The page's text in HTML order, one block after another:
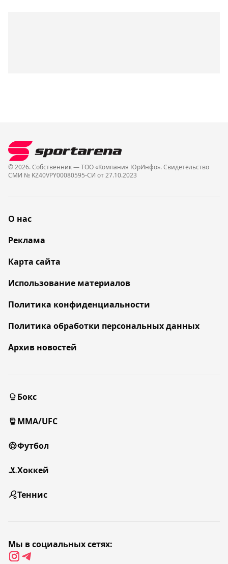
© 2026. Собственник — ТОО «Компания ЮрИнфо». Cвидетельство
СМИ № KZ40VPY00080595-СИ от 27.10.2023
О нас
Реклама
Карта сайта
Использование материалов
Политика конфиденциальности
Политика обработки персональных данных
Архив новостей
Бокс
MMA/UFC
Футбол
Хоккей
Теннис
Мы в социальных сетях: